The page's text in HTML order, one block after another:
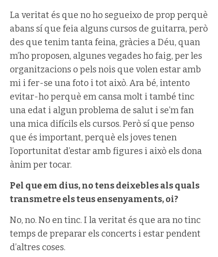
La veritat és que no ho segueixo de prop perquè
abans sí que feia alguns cursos de guitarra, però
des que tenim tanta feina, gràcies a Déu, quan
m’ho proposen, algunes vegades ho faig, per les
organitzacions o pels nois que volen estar amb
mi i fer-se una foto i tot això. Ara bé, intento
evitar-ho perquè em cansa molt i també tinc
una edat i algun problema de salut i se’m fan
una mica difícils els cursos. Però sí que penso
que és important, perquè els joves tenen
l’oportunitat d’estar amb figures i això els dona
ànim per tocar.
Pel que em dius, no tens deixebles als quals
transmetre els teus ensenyaments, oi?
No, no. No en tinc. I la veritat és que ara no tinc
temps de preparar els concerts i estar pendent
d’altres coses.